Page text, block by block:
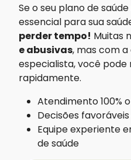
Se o seu plano de
essencial para sua
perder tempo! Muitas
e abusivas, mas com
especialista, você
rapidamente.
Atendimento 100%
Decisões
Equipe experiente
de saúde